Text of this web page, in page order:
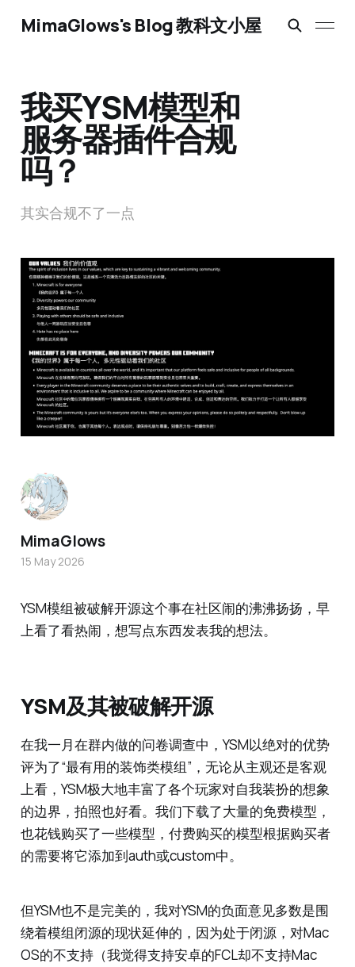
MimaGlows's Blog 教科文小屋
我买YSM模型和
服务器插件合规
吗？
其实合规不了一点
YSM模组被破解开源这个事在社区闹的沸沸扬扬，早
上看了看热闹，想写点东西发表我的想法。
YSM及其被破解开源
在我一月在群内做的问卷调查中，YSM以绝对的优势
评为了“最有用的装饰类模组”，无论从主观还是客观
上看，YSM极大地丰富了各个玩家对自我装扮的想象
的边界，拍照也好看。我们下载了大量的免费模型，
也花钱购买了一些模型，付费购买的模型根据购买者
的需要将它添加到auth或custom中。
但YSM也不是完美的，我对YSM的负面意见多数是围
绕着模组闭源的现状延伸的，因为处于闭源，对Mac
OS的不支持（我觉得支持安卓的FCL却不支持Mac
MimaGlows
15 May 2026